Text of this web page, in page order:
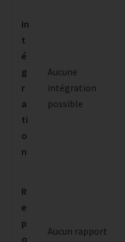
In
t
é
g
r
a
ti
o
n
Aucune
intégration
possible
R
e
p
o
Aucun rapport